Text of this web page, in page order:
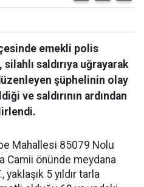
emekli polis
saldırıya uğrayarak
şüphelinin olay
ve saldırının ardından
Mahallesi 85079 Nolu
Camii önünde meydana
5 yıldır tarla